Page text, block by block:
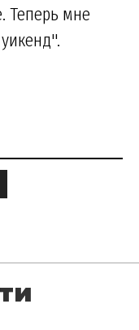
Теперь мне